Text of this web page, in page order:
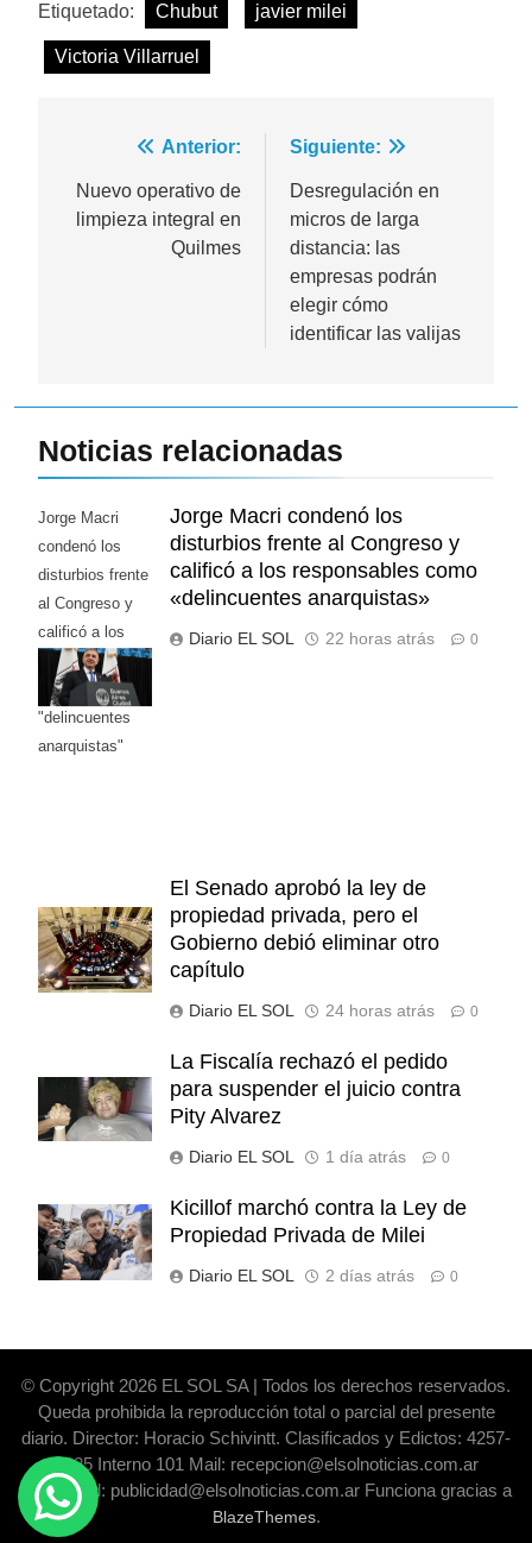
Etiquetado: Chubut javier milei
Victoria Villarruel
Navegación
de
entradas
Anterior:
Nuevo operativo de
limpieza integral en
Quilmes
Siguiente:
Desregulación en
micros de larga
distancia: las
empresas podrán
elegir cómo
identificar las valijas
Noticias relacionadas
Jorge Macri
condenó los
disturbios frente
al Congreso y
calificó a los
responsables
como
"delincuentes
anarquistas"
Jorge Macri condenó los
disturbios frente al Congreso y
calificó a los responsables como
«delincuentes anarquistas»
Diario EL SOL 22 horas atrás 0
El Senado aprobó la ley de
propiedad privada, pero el
Gobierno debió eliminar otro
capítulo
Diario EL SOL 24 horas atrás 0
La Fiscalía rechazó el pedido
para suspender el juicio contra
Pity Alvarez
Diario EL SOL 1 día atrás 0
Kicillof marchó contra la Ley de
Propiedad Privada de Milei
Diario EL SOL 2 días atrás 0
© Copyright 2026 EL SOL SA | Todos los derechos reservados.
Queda prohibida la reproducción total o parcial del presente
diario. Director: Horacio Schivintt. Clasificados y Edictos: 4257-
6325 Interno 101 Mail: recepcion@elsolnoticias.com.ar
Publicidad: publicidad@elsolnoticias.com.ar Funciona gracias a
BlazeThemes.